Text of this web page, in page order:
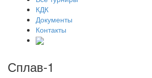
КДК
Документы
Контакты
Сплав-1